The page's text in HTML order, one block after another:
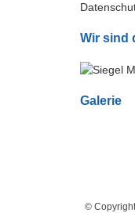
Wir sind
Galerie
©